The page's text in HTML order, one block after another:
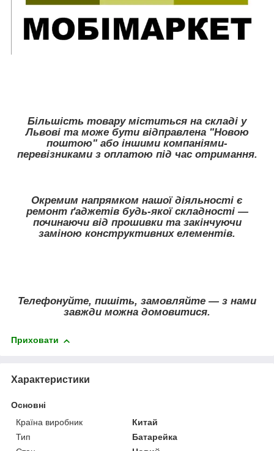
Більшість товару міститься на складі у
Львові та може бути відправлена "Новою
поштою" або іншими компаніями-
перевізниками з оплатою під час отримання.
Окремим напрямком нашої діяльності є
ремонт ґаджетів будь-якої складності —
починаючи від прошивки та закінчуючи
заміною конструктивних елементів.
Телефонуйте, пишіть, замовляйте — з нами
завжди можна домовитися.
Приховати
Характеристики
Основні
Країна виробник
Китай
Тип
Батарейка